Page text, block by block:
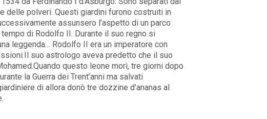
delle polveri. Questi giardini furono costruiti in
assunsero l’aspetto di un parco
di Rodolfo II. Durante il suo regno si
leggenda… Rodolfo II era un imperatore con
suo astrologo aveva predetto che il suo
questo leone morì, tre giorni dopo
la Guerra dei Trent’anni ma salvati
di allora donò tre dozzine d’ananas al